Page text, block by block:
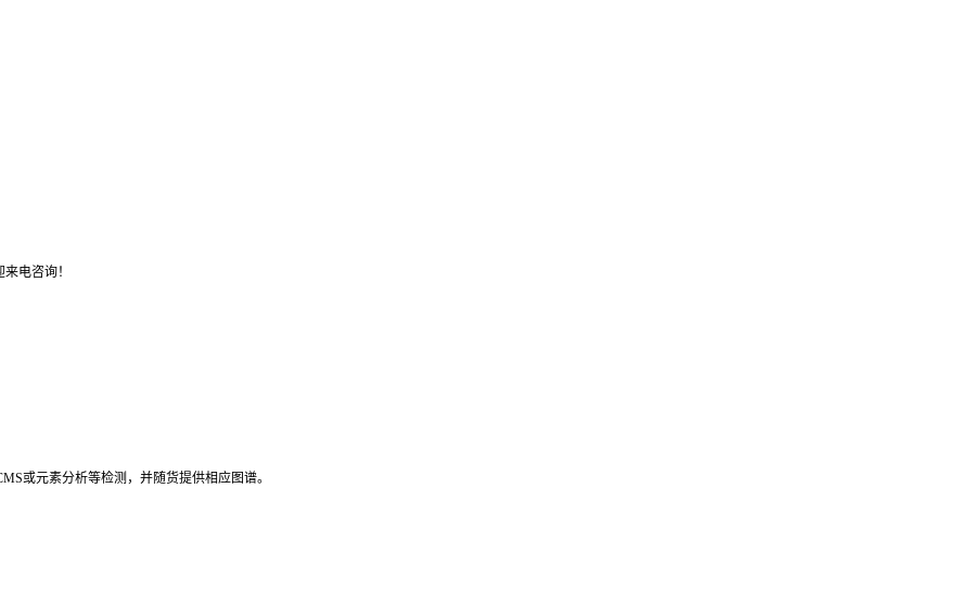
电咨询！
或元素分析等检测，并随货提供相应图谱。